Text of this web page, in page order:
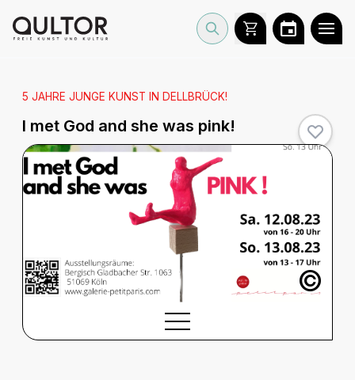
5 JAHRE JUNGE KUNST IN DELLBRÜCK!
I met God and she was pink!
©